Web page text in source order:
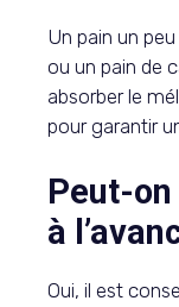
Un pain un
ou un pain de
absorber le
pour garantir
Peut-
à
Oui, il est